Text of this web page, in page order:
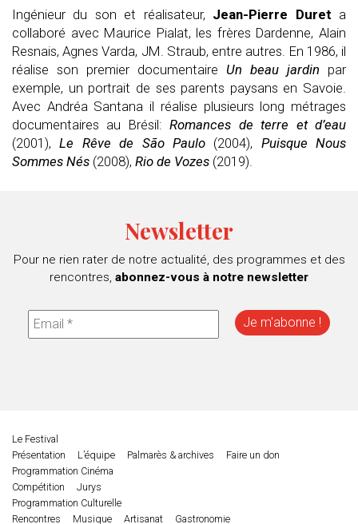
Ingénieur du son et réalisateur, Jean-Pierre Duret a
collaboré avec Maurice Pialat, les frères Dardenne, Alain
Resnais,Agnes Varda, JM. Straub, entre autres. En 1986, il
réalise son premier documentaire Un beau jardin par
exemple, un portrait de ses parents paysans en Savoie.
Avec Andréa Santana il réalise plusieurs long métrages
documentaires au Brésil: Romances de terre et d’eau
(2001),Le Rêve de São Paulo(2004), Puisque Nous
Sommes Nés (2008), Rio de Vozes (2019).
Newsletter
Pour ne rien rater de notre actualité, des programmes et des
rencontres, abonnez-vous à notre newsletter
Le Festival
Présentation
L’équipe Palmarès & archives
Faire un don
Programmation Cinéma
Compétition
Jurys
Programmation Culturelle
Rencontres
Musique Artisanat Gastronomie